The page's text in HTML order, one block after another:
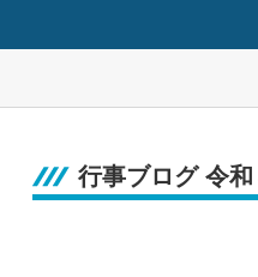
行事ブログ 令